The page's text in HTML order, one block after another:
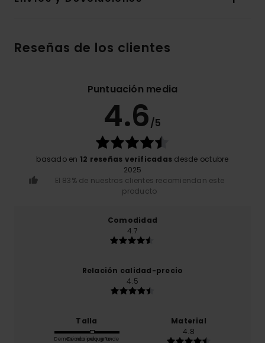
Reseñas de los clientes
Puntuación media
4.6/5
basado en 12 reseñas verificadas desde octubre
2025
El 83% de nuestros clientes recomiendan este
producto
Comodidad
4.7
Relación calidad-precio
4.5
Talla
Demasiado pequeño
Demasiado grande
Material
4.8